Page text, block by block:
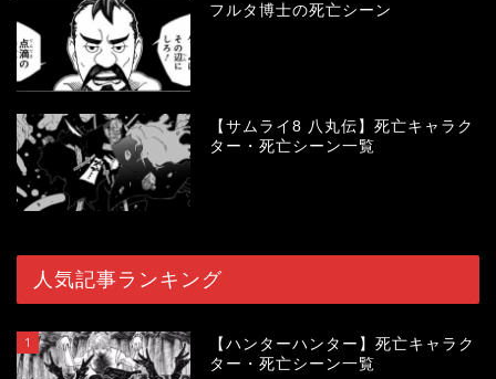
フルタ博士の死亡シーン
【サムライ8 八丸伝】死亡キャラク
ター・死亡シーン一覧
人気記事ランキング
1
【ハンターハンター】死亡キャラク
ター・死亡シーン一覧